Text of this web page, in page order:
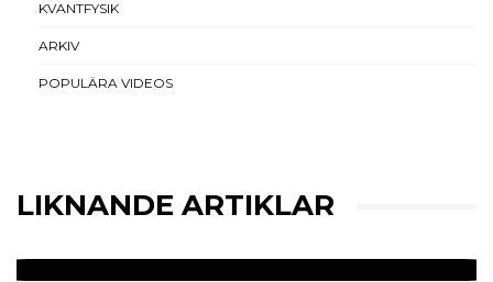
KVANTFYSIK
ARKIV
POPULÄRA VIDEOS
LIKNANDE ARTIKLAR